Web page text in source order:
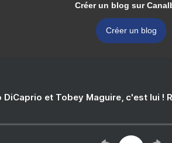
Créer un blog sur
Créer un blog
DiCaprio et Tobey Maguire, c'est lui !